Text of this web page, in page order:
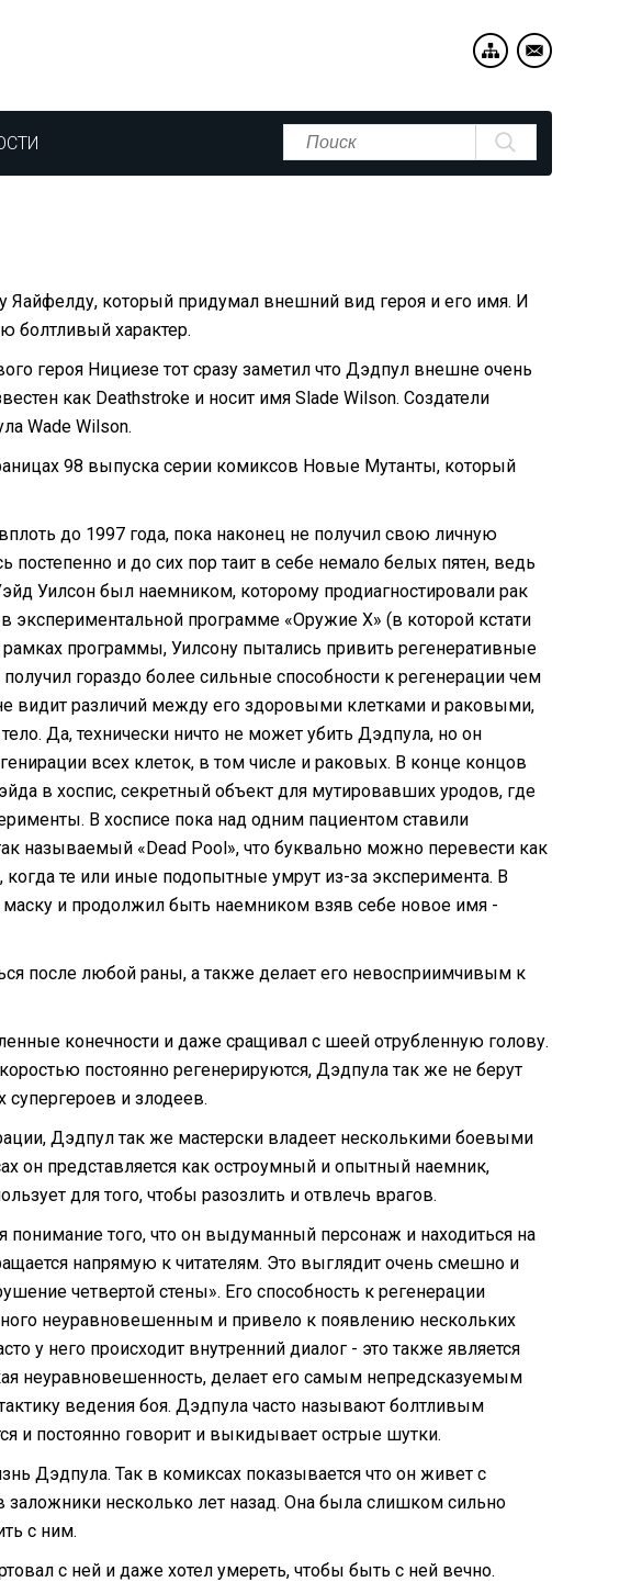
который придумал внешний вид героя и его имя. И
болтливый характер.
героя Нициезе тот сразу заметил что Дэдпул внешне очень
как Deathstroke и носит имя Slade Wilson. Создатели
Wade Wilson.
98 выпуска серии комиксов Новые Мутанты, который
до 1997 года, пока наконец не получил свою личную
и до сих пор таит в себе немало белых пятен, ведь
Уилсон был наемником, которому продиагностировали рак
экспериментальной программе «Оружие X» (в которой кстати
программы, Уилсону пытались привить регенеративные
гораздо более сильные способности к регенерации чем
видит различий между его здоровыми клетками и раковыми,
Да, технически ничто не может убить Дэдпула, но он
всех клеток, в том числе и раковых. В конце концов
в хоспис, секретный объект для мутировавших уродов, где
В хосписе пока над одним пациентом ставили
называемый «Dead Pool», что буквально можно перевести как
те или иные подопытные умрут из-за эксперимента. В
маску и продолжил быть наемником взяв себе новое имя -
после любой раны, а также делает его невосприимчивым к
конечности и даже сращивал с шеей отрубленную голову.
постоянно регенерируются, Дэдпула так же не берут
супергероев и злодеев.
Дэдпул так же мастерски владеет несколькими боевыми
он представляется как остроумный и опытный наемник,
для того, чтобы разозлить и отвлечь врагов.
понимание того, что он выдуманный персонаж и находиться на
напрямую к читателям. Это выглядит очень смешно и
четвертой стены». Его способность к регенерации
неуравновешенным и привело к появлению нескольких
у него происходит внутренний диалог - это также является
неуравновешенность, делает его самым непредсказуемым
ведения боя. Дэдпула часто называют болтливым
и постоянно говорит и выкидывает острые шутки.
Дэдпула. Так в комиксах показывается что он живет с
несколько лет назад. Она была слишком сильно
с ним.
с ней и даже хотел умереть, чтобы быть с ней вечно.